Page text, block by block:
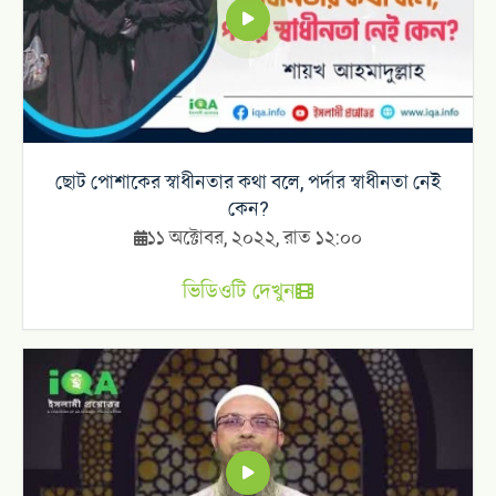
ছোট পোশাকের স্বাধীনতার কথা বলে, পর্দার স্বাধীনতা নেই
কেন?
১১ অক্টোবর, ২০২২, রাত ১২:০০
ভিডিওটি দেখুন